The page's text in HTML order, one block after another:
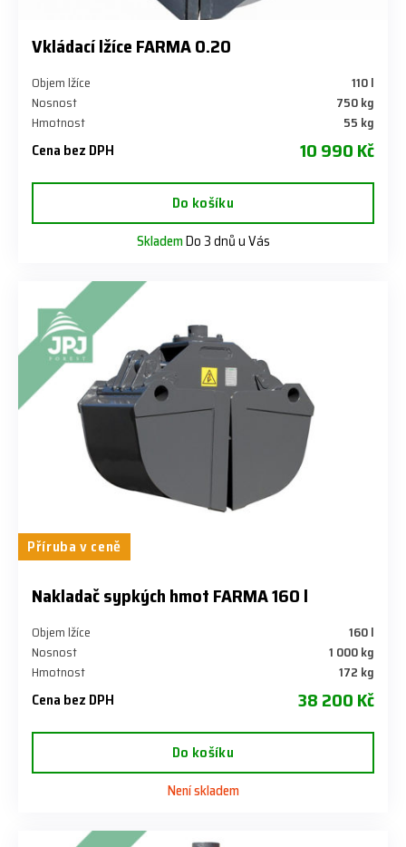
Vkládací lžíce FARMA 0.20
Objem lžíce
110 l
Nosnost
750 kg
Hmotnost
55 kg
Cena bez DPH 10 990 Kč
Do košíku
SklademDo 3 dnů u Vás
Příruba v ceně
Nakladač sypkých hmot FARMA 160 l
Objem lžíce
160 l
Nosnost
1 000 kg
Hmotnost
172 kg
Cena bez DPH 38 200 Kč
Do košíku
Není skladem